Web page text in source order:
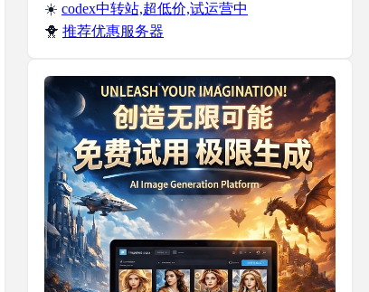
☀️ codex中转站,超低价,试运营中
🐥 推荐优惠服务器